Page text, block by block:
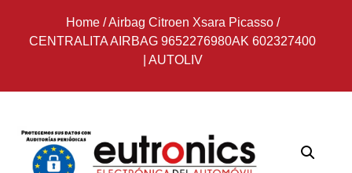
Home/Airbag Citroen Xsara Picasso/
CENTRALITA AIRBAG 9652276980AK 602327400
| AUTOLIV